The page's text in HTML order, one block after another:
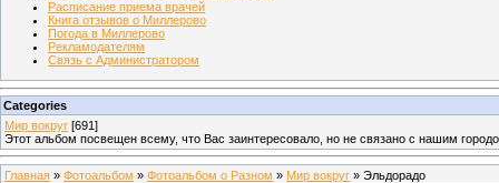
Расписание приема врачей
Книга отзывов о Миллерово
Погода в Миллерово
Рекламодателям
Связь с Администратором
Categories
Мир вокруг [691]
Этот альбом посвещен всему, что Вас заинтересовало, но не связано с нашим
Главная » Фотоальбом » Фотоальбом о Разном » Мир вокруг » Эльдорадо